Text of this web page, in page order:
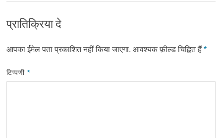
प्रातिक्रिया दे
आपका ईमेल पता प्रकाशित नहीं किया जाएगा. आवश्यक फ़ील्ड चिह्नित हैं *
टिप्पणी*